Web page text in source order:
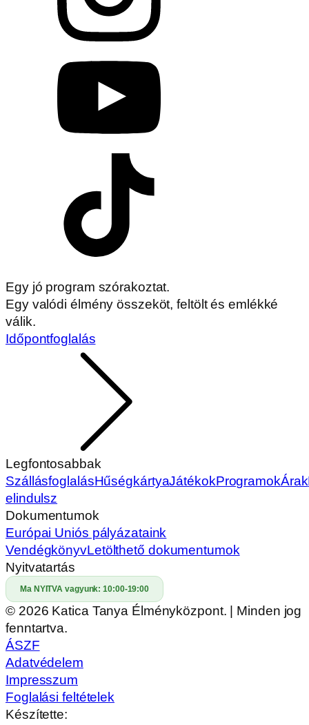
Egy jó program szórakoztat.
Egy valódi élmény összeköt, feltölt és emlékké
válik.
Időpontfoglalás
Legfontosabbak
SzállásfoglalásHűségkártyaJátékokProgramokÁrak
elindulsz
Dokumentumok
Európai Uniós pályázataink
VendégkönyvLetölthető dokumentumok
Nyitvatartás
Ma NYITVA vagyunk:10:00-19:00
© 2026 Katica Tanya Élményközpont. | Minden jog
fenntartva.
ÁSZF
Adatvédelem
Impresszum
Foglalási feltételek
Készítette: